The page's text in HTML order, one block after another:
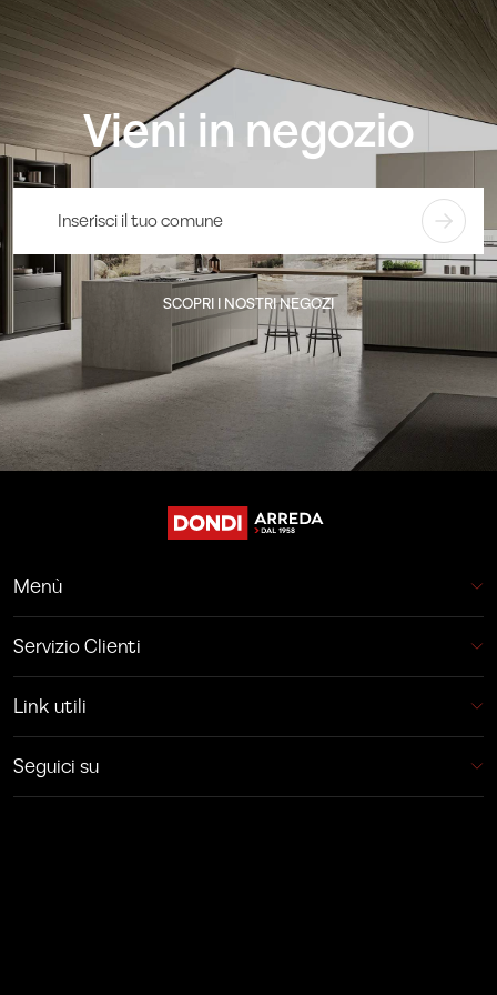
Vieni in negozio
SCOPRI I NOSTRI NEGOZI
Menù
Servizio Clienti
Link utili
Seguici su